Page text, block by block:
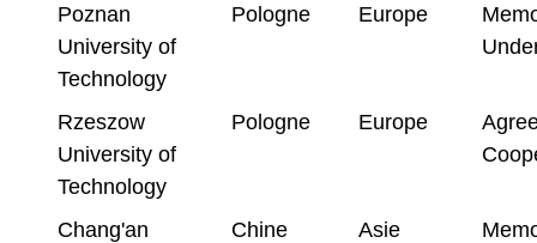
Poznan
University of
Technology
Pologne Europe
Rzeszow
University of
Technology
Pologne Europe
Chang'an
Chine Asie